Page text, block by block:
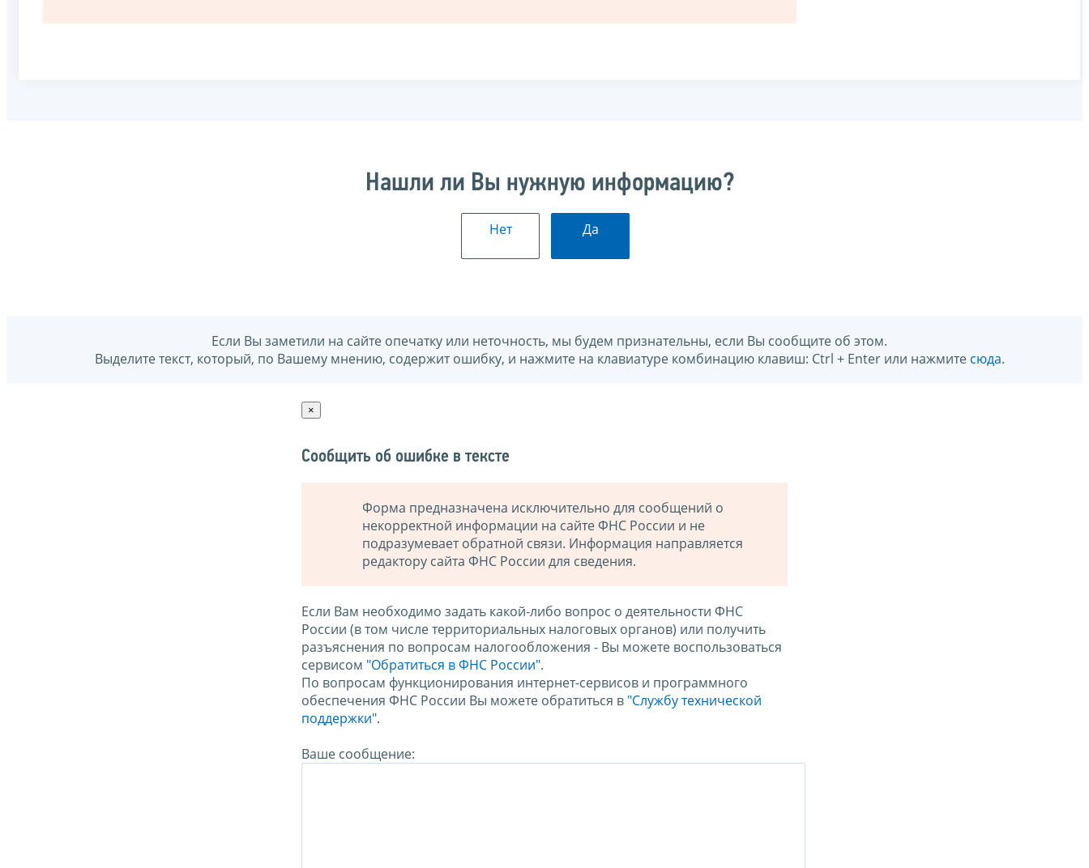
Нашли ли Вы нужную информацию?
Нет Да
Если Вы заметили на сайте опечатку или неточность, мы будем признательны, если Вы сообщите об этом.
Выделите текст, который, по Вашему мнению, содержит ошибку, и нажмите на клавиатуре комбинацию клавиш: Ctrl + Enter или нажмите сюда.
×
Сообщить об ошибке в тексте
Форма предназначена исключительно для сообщений о
некорректной информации на сайте ФНС России и не
подразумевает обратной связи. Информация направляется
редактору сайта ФНС России для сведения.
Если Вам необходимо задать какой-либо вопрос о деятельности ФНС
России (в том числе территориальных налоговых органов) или получить
разъяснения по вопросам налогообложения - Вы можете воспользоваться
сервисом "Обратиться в ФНС России".
По вопросам функционирования интернет-сервисов и программного
обеспечения ФНС России Вы можете обратиться в "Службу технической
поддержки".
Ваше сообщение: